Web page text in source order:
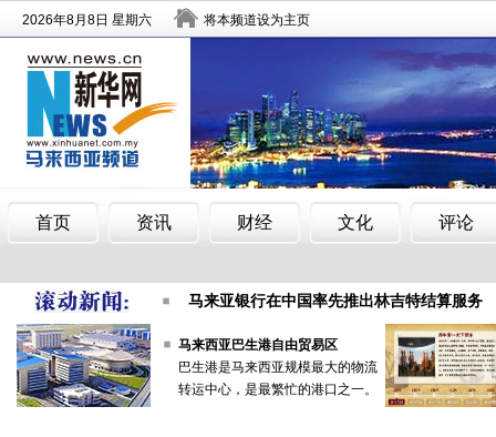
马来亚银行在中国率先推出林吉特结算服务
南洋富豪榜出炉 华裔郭鹤年重夺大马首富宝
“文化中国·四海同春”艺术团在马来西亚演出
马来西亚巴生港自由贸易区
巴生港是马来西亚规模最大的物流
转运中心，是最繁忙的港口之一。